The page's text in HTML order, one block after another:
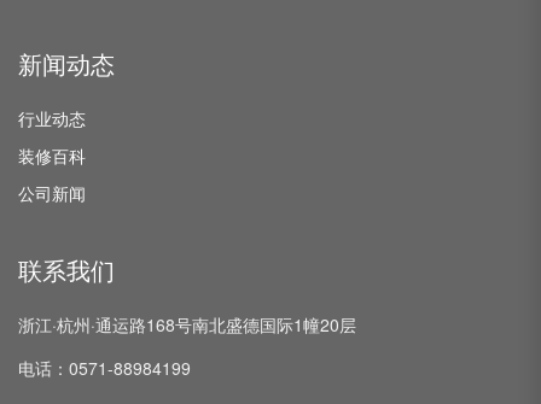
新闻动态
行业动态
装修百科
公司新闻
联系我们
浙江·杭州·通运路168号南北盛德国际1幢20层
电话：0571-88984199